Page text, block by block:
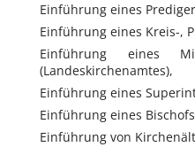
Einführung eines
Einführung eines Kreis-,
Einführung eines
(Landeskirchenamtes),
Einführung eines
Einführung eines
Einführung von